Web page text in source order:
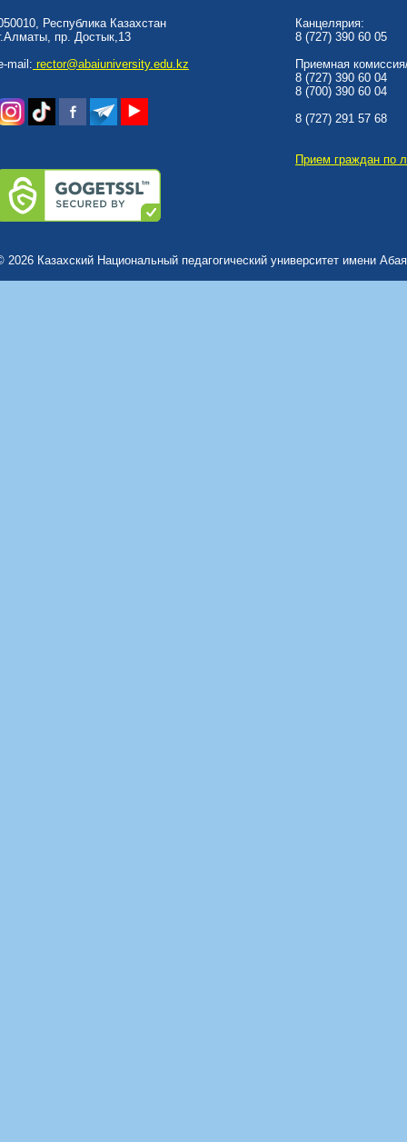
Республика Казахстан
пр. Достык,13
mail: rector@abaiuniversity.edu.kz
Канцелярия:
8 (727) 390 60 05
Приемная
8 (727) 390 60 04
8 (700) 390 60 04
8 (727) 291 57 68
Прием граждан по
2026 Казахский Национальный педагогический университет имени Абая